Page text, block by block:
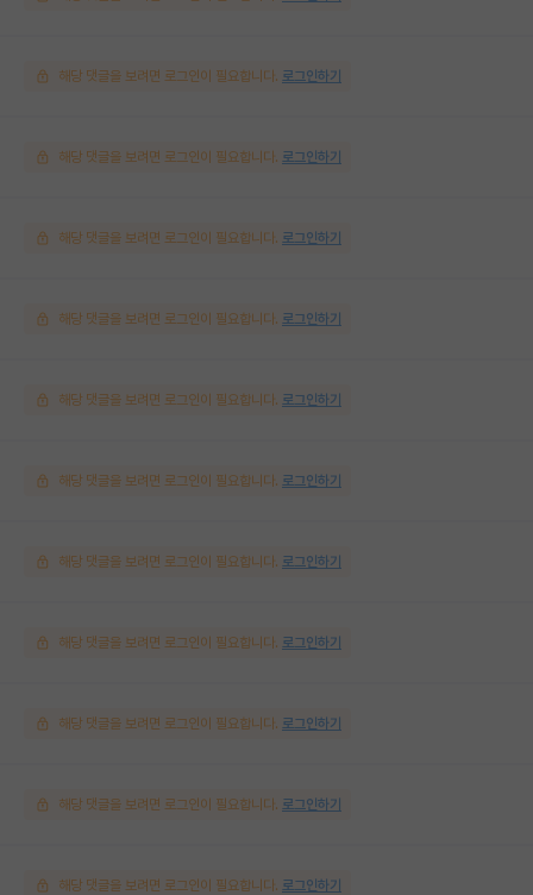
해당 댓글을 보려면 로그인이 필요합니다. 로그인하기
해당 댓글을 보려면 로그인이 필요합니다. 로그인하기
해당 댓글을 보려면 로그인이 필요합니다. 로그인하기
해당 댓글을 보려면 로그인이 필요합니다. 로그인하기
해당 댓글을 보려면 로그인이 필요합니다. 로그인하기
해당 댓글을 보려면 로그인이 필요합니다. 로그인하기
해당 댓글을 보려면 로그인이 필요합니다. 로그인하기
해당 댓글을 보려면 로그인이 필요합니다. 로그인하기
해당 댓글을 보려면 로그인이 필요합니다. 로그인하기
해당 댓글을 보려면 로그인이 필요합니다. 로그인하기
해당 댓글을 보려면 로그인이 필요합니다. 로그인하기